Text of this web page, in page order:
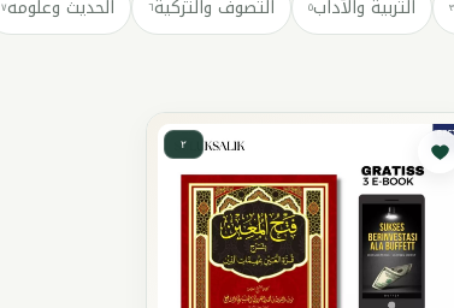
٣ التربية والآداب٥ التصوف والتزكية٦ الحديث وعلومه٧
٢